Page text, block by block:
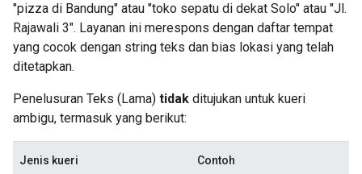
"pizza di Bandung" atau "toko sepatu di dekat Solo" atau "Jl.
Rajawali 3". Layanan ini merespons dengan daftar tempat
yang cocok dengan string teks dan bias lokasi yang telah
ditetapkan.
Penelusuran Teks (Lama) tidak ditujukan untuk kueri
ambigu, termasuk yang berikut:
Jenis kueri Contoh